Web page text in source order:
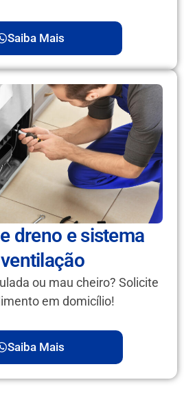
Saiba Mais
dreno e sistema
ou mau cheiro? Solicite
em domicílio!
Saiba Mais